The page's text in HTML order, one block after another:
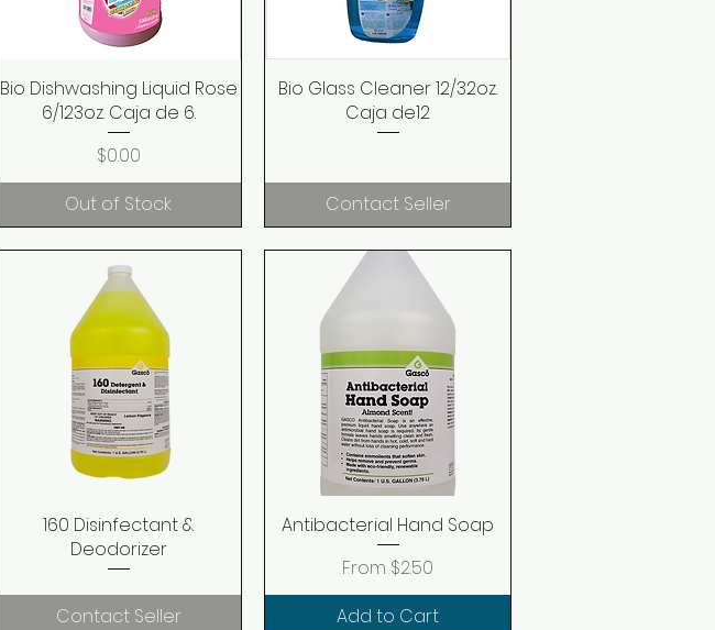
Quick View
Bio Dishwashing Liquid Rose
6/123oz. Caja de 6.
Price
$0.00
Out of Stock
Quick View
Bio Glass Cleaner 12/32oz.
Caja de12
Contact Seller
Quick View
160 Disinfectant &
Deodorizer
Contact Seller
Quick View
Antibacterial Hand Soap
From $2.50
Sale Price
Add to Cart